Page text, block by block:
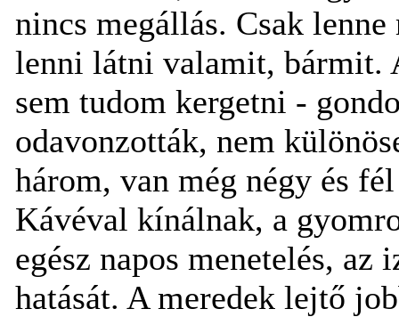
nincs megállás. Csak
lenni látni valamit, bármit.
sem tudom kergetni -
odavonzották, nem
három, van még négy és
Kávéval kínálnak, a
egész napos menetelés,
hatását. A meredek lejtő